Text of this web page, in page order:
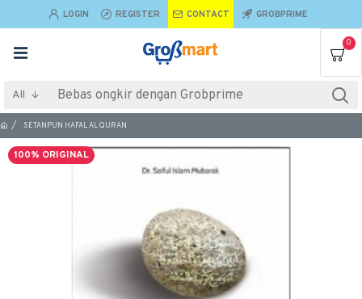
LOGIN REGISTER CONTACT GROBPRIME
0
All
SETANPUN HAFAL AL QURAN
100% ORIGINAL